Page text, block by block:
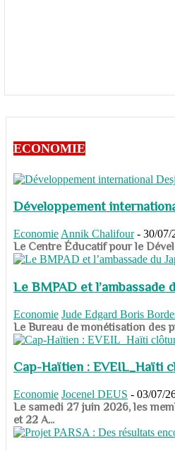
ECONOMIE
Développement
Economie Annik Chalifour - 30/07/
​​​​​​​Le Centre Éducatif pour le
Le BMPAD et l’ambassade
Economie Jude Edgard Boris
​​​​​​​Le Bureau de monétisation des
Cap-Haïtien : EVEIL_Haïti
Economie Jocenel DEUS - 03/07/
Le samedi 27 juin 2026, les
et 22 A...